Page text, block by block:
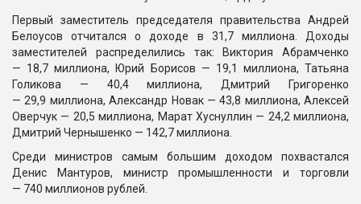
Первый заместитель председателя правительства Андрей
Белоусов отчитался о доходе в 31,7 миллиона . Доходы
заместителей распределились так: Виктория Абрамченко
— 18,7 миллиона, Юрий Борисов — 19,1 миллиона, Татьяна
Голикова — 40,4 миллиона, Дмитрий Григоренко
— 29,9 миллиона, Александр Новак —43,8 миллиона, Алексей
Оверчук — 20,5 миллиона, Марат Хуснуллин — 24,2 миллиона,
Дмитрий Чернышенко — 142,7 миллиона
Среди министров самым большим доходом похвастался
Денис Мантуров, министр промышленности и торговли
— 740 миллионов рублей.